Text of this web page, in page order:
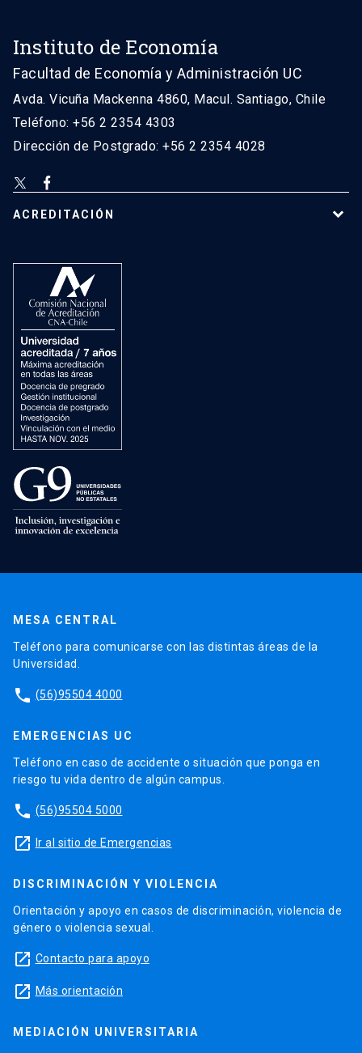
Instituto de Economía
Facultad de Economía y Administración UC
Avda. Vicuña Mackenna 4860, Macul. Santiago, Chile
Teléfono: +56 2 2354 4303
Dirección de Postgrado: +56 2 2354 4028
ACREDITACIÓN
MESA CENTRAL
Teléfono para comunicarse con las distintas áreas de la
Universidad.
phone (56)95504 4000
EMERGENCIAS UC
Teléfono en caso de accidente o situación que ponga en
riesgo tu vida dentro de algún campus.
phone (56)95504 5000
launch Ir al sitio de Emergencias
DISCRIMINACIÓN Y VIOLENCIA
Orientación y apoyo en casos de discriminación, violencia de
género o violencia sexual.
launch Contacto para apoyo
launch Más orientación
MEDIACIÓN UNIVERSITARIA